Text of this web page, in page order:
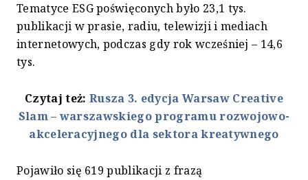
Tematyce ESG poświęconych było 23,1 tys.
publikacji w prasie, radiu, telewizji i mediach
internetowych, podczas gdy rok wcześniej – 14,6
tys.
Czytaj też: Rusza 3. edycja Warsaw Creative
Slam – warszawskiego programu rozwojowo-
akceleracyjnego dla sektora kreatywnego
Pojawiło się 619 publikacji z frazą